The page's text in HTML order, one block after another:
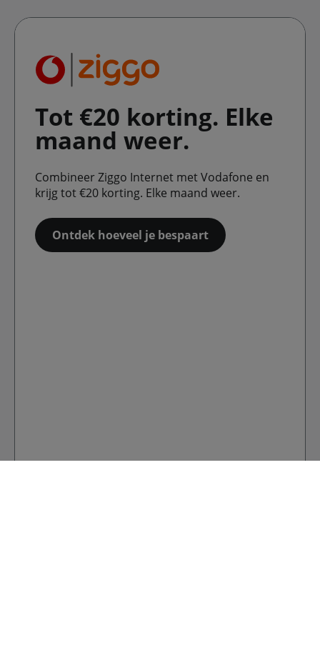
Tot €20 korting. Elke
maand weer.
Combineer Ziggo Internet met Vodafone en
krijg tot €20 korting. Elke maand weer.
Ontdek hoeveel je bespaart